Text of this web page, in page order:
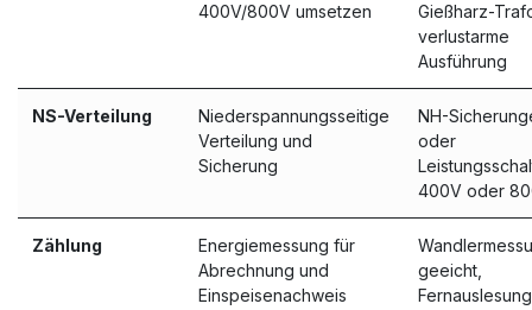
400V/800V umsetzen
Gießharz-
verlustarme
Ausführung
NS-Verteilung
Niederspannungsseitige
Verteilung und
Sicherung
NH-
oder
400V oder
Zählung
Energiemessung für
Abrechnung und
Einspeisenachweis
geeicht,
Fernauslesung